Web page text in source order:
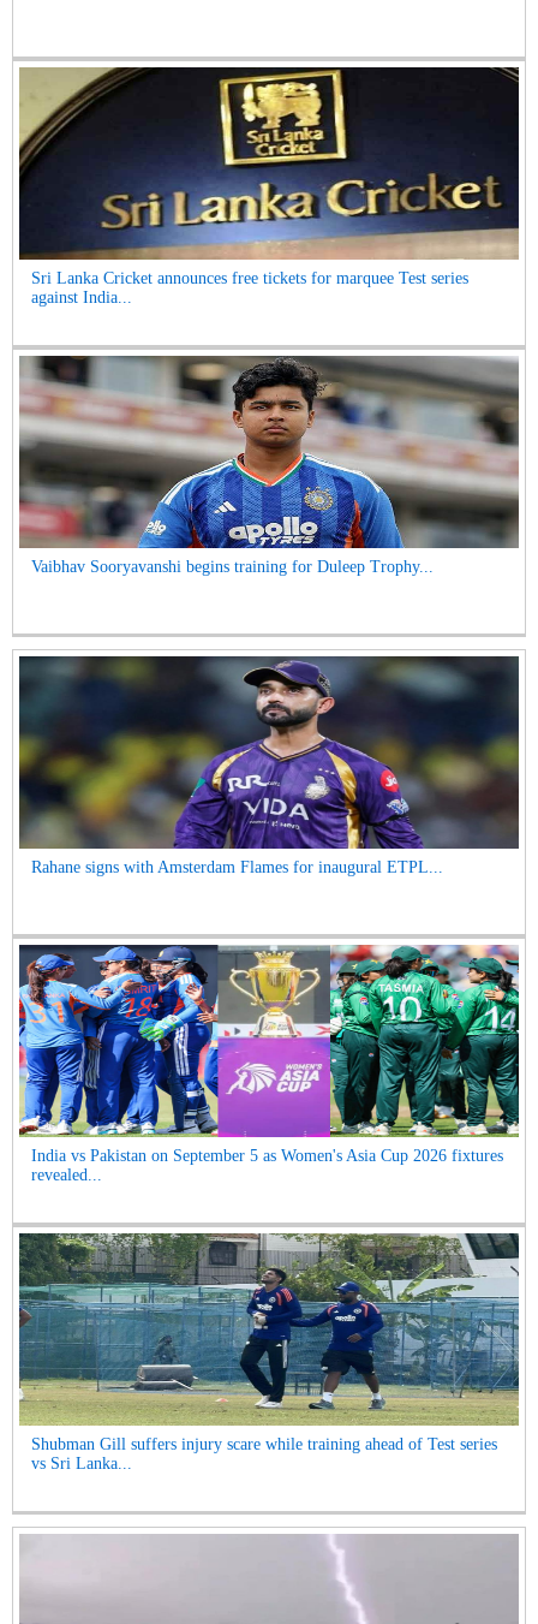
Sri Lanka Cricket announces free tickets for marquee Test series
against India...
Vaibhav Sooryavanshi begins training for Duleep Trophy...
Rahane signs with Amsterdam Flames for inaugural ETPL...
India vs Pakistan on September 5 as Women's Asia Cup 2026 fixtures
revealed...
Shubman Gill suffers injury scare while training ahead of Test series
vs Sri Lanka...